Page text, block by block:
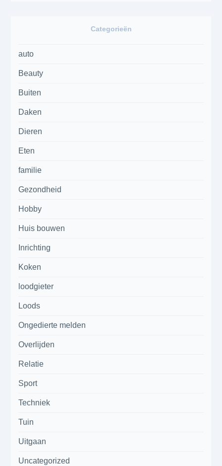
Categorieën
auto
Beauty
Buiten
Daken
Dieren
Eten
familie
Gezondheid
Hobby
Huis bouwen
Inrichting
Koken
loodgieter
Loods
Ongedierte melden
Overlijden
Relatie
Sport
Techniek
Tuin
Uitgaan
Uncategorized